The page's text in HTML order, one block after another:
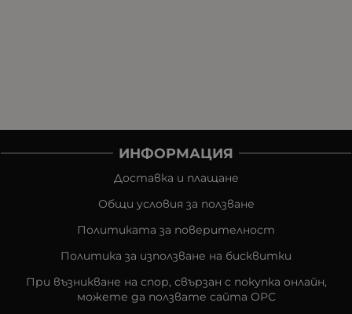
ИНФОРМАЦИЯ
Доставка и плащане
Общи условия за ползване
Политиката за поверителност
Политика за използване на бисквитки
При възникване на спор, свързан с покупка онлайн,
можете да ползвате сайта ОРС